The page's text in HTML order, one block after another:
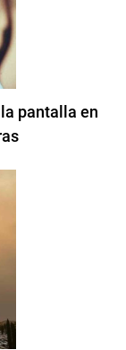
pantalla en